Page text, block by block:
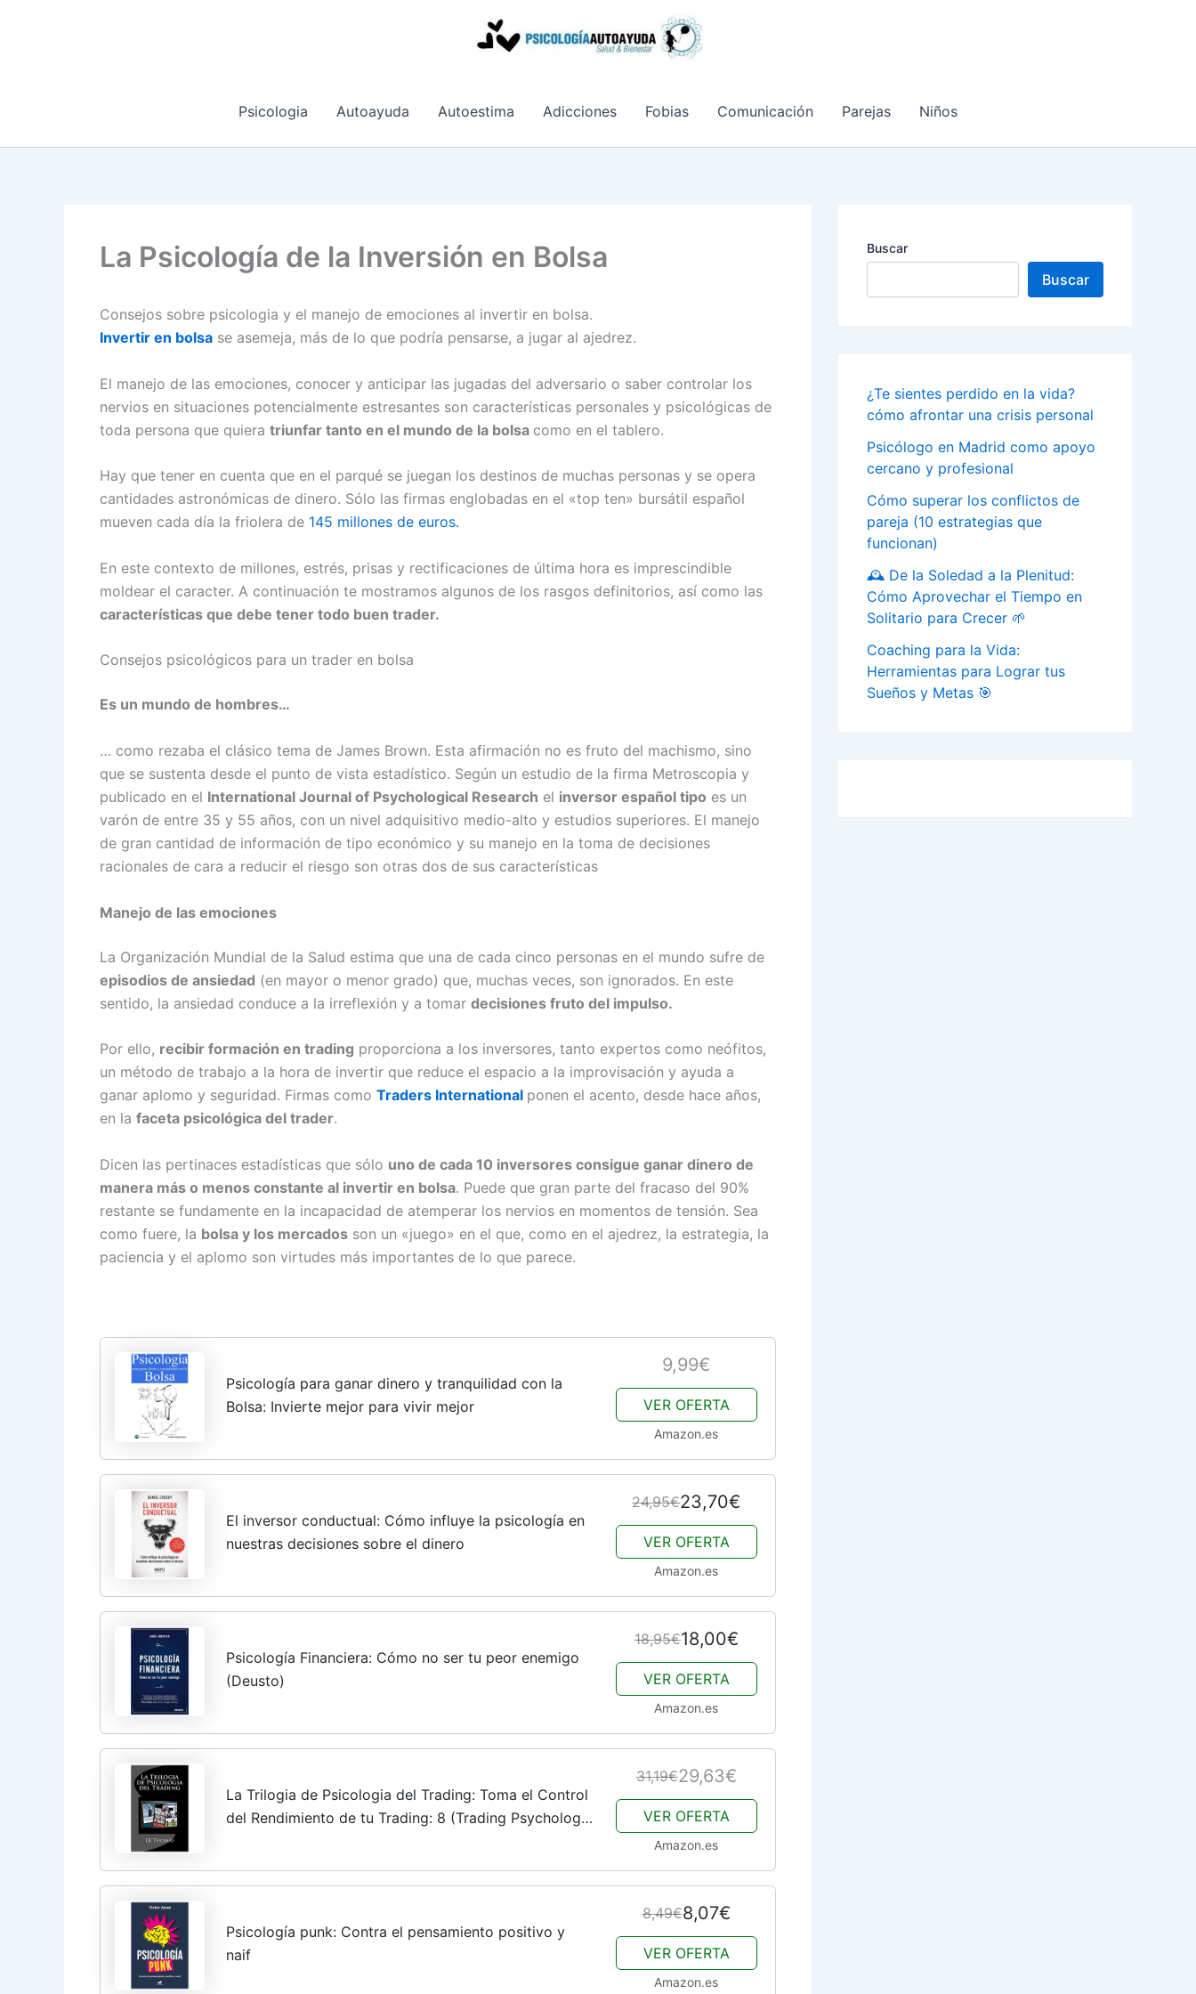
Psicologia Autoayuda Autoestima Adicciones Fobias Comunicación Parejas Niños
La Psicología de la Inversión en Bolsa
Consejos sobre psicologia y el manejo de emociones al invertir en bolsa.
Invertir en bolsa se asemeja, más de lo que podría pensarse, a jugar al ajedrez.
El manejo de las emociones, conocer y anticipar las jugadas del adversario o saber controlar los
nervios en situaciones potencialmente estresantes son características personales y psicológicas de
toda persona que quiera triunfar tanto en el mundo de la bolsa como en el tablero.
Hay que tener en cuenta que en el parqué se juegan los destinos de muchas personas y se opera
cantidades astronómicas de dinero. Sólo las firmas englobadas en el «top ten» bursátil español
mueven cada día la friolera de 145 millones de euros.
En este contexto de millones, estrés, prisas y rectificaciones de última hora es imprescindible
moldear el caracter. A continuación te mostramos algunos de los rasgos definitorios, así como las
características que debe tener todo buen trader.
Consejos psicológicos para un trader en bolsa
Es un mundo de hombres…
… como rezaba el clásico tema de James Brown. Esta afirmación no es fruto del machismo, sino
que se sustenta desde el punto de vista estadístico. Según un estudio de la firma Metroscopia y
publicado en el International Journal of Psychological Research el inversor español tipo es un
varón de entre 35 y 55 años, con un nivel adquisitivo medio-alto y estudios superiores. El manejo
de gran cantidad de información de tipo económico y su manejo en la toma de decisiones
racionales de cara a reducir el riesgo son otras dos de sus características
Manejo de las emociones
La Organización Mundial de la Salud estima que una de cada cinco personas en el mundo sufre de
episodios de ansiedad (en mayor o menor grado) que, muchas veces, son ignorados. En este
sentido, la ansiedad conduce a la irreflexión y a tomar decisiones fruto del impulso.
Por ello, recibir formación en trading proporciona a los inversores, tanto expertos como neófitos,
un método de trabajo a la hora de invertir que reduce el espacio a la improvisación y ayuda a
ganar aplomo y seguridad. Firmas como Traders International ponen el acento, desde hace años,
en la faceta psicológica del trader.
Dicen las pertinaces estadísticas que sólo uno de cada 10 inversores consigue ganar dinero de
manera más o menos constante al invertir en bolsa. Puede que gran parte del fracaso del 90%
restante se fundamente en la incapacidad de atemperar los nervios en momentos de tensión. Sea
como fuere, la bolsa y los mercados son un «juego» en el que, como en el ajedrez, la estrategia, la
paciencia y el aplomo son virtudes más importantes de lo que parece.
Psicología para ganar dinero y tranquilidad con la
Bolsa: Invierte mejor para vivir mejor
9,99€
VER OFERTA
Amazon.es
El inversor conductual: Cómo influye la psicología en
nuestras decisiones sobre el dinero
24,95€23,70€
VER OFERTA
Amazon.es
Psicología Financiera: Cómo no ser tu peor enemigo
(Deusto)
18,95€18,00€
VER OFERTA
Amazon.es
La Trilogia de Psicologia del Trading: Toma el Control
del Rendimiento de tu Trading: 8 (Trading Psychology
31,19€29,63€
VER OFERTA
Amazon.es
Psicología punk: Contra el pensamiento positivo y
naif
8,49€8,07€
VER OFERTA
Amazon.es
Buscar
Buscar
¿Te sientes perdido en la vida?
cómo afrontar una crisis personal
Psicólogo en Madrid como apoyo
cercano y profesional
Cómo superar los conflictos de
pareja (10 estrategias que
funcionan)
🕰️ De la Soledad a la Plenitud:
Cómo Aprovechar el Tiempo en
Solitario para Crecer 🌱
Coaching para la Vida:
Herramientas para Lograr tus
Sueños y Metas 🎯